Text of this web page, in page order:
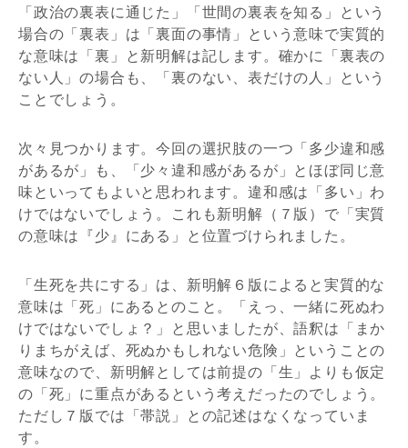
「政治の裏表に通じた」「世間の裏表を知る」という
場合の「裏表」は「裏面の事情」という意味で実質的
な意味は「裏」と新明解は記します。確かに「裏表の
ない人」の場合も、「裏のない、表だけの人」という
ことでしょう。
次々見つかります。今回の選択肢の一つ「多少違和感
があるが」も、「少々違和感があるが」とほぼ同じ意
味といってもよいと思われます。違和感は「多い」わ
けではないでしょう。これも新明解（７版）で「実質
の意味は『少』にある」と位置づけられました。
「生死を共にする」は、新明解６版によると実質的な
意味は「死」にあるとのこと。「えっ、一緒に死ぬわ
けではないでしょ？」と思いましたが、語釈は「まか
りまちがえば、死ぬかもしれない危険」ということの
意味なので、新明解としては前提の「生」よりも仮定
の「死」に重点があるという考えだったのでしょう。
ただし７版では「帯説」との記述はなくなっていま
す。